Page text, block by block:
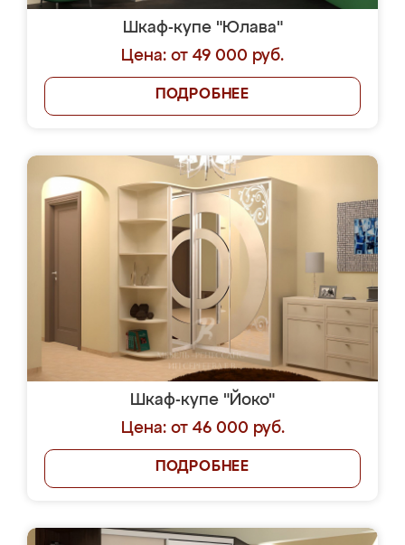
Шкаф-купе "Юлава"
Цена: от 49 000 руб.
ПОДРОБНЕЕ
Шкаф-купе "Йоко"
Цена: от 46 000 руб.
ПОДРОБНЕЕ